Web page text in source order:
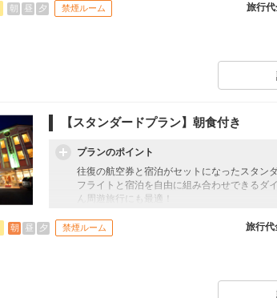
フライトは、安心のJAL（またはJALグルー
オプションでレンタカーや現地交通・体験プ
朝 昼 夕 禁煙ルーム 旅行
【スタンダードプラン】朝食付き
プランのポイント
往復の航空券と宿泊がセットになったスタン
フライトと宿泊を自由に組み合わせできるダ
ん周遊旅行にも最適！
フライトは、安心のJAL（またはJALグルー
オプションでレンタカーや現地交通・体験プ
朝 昼 夕 禁煙ルーム 旅行代